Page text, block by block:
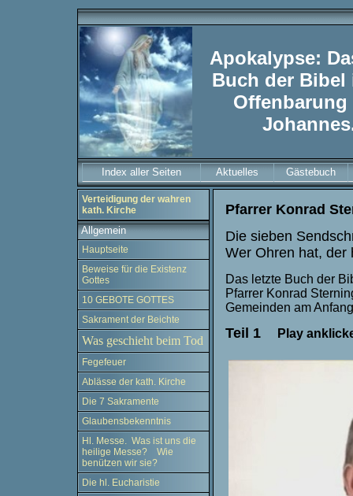
Apokalypse:
Buch der Bibel
Offenbarung
Index aller Seiten Aktuelles Gästebuch
Verteidigung der wahren
kath. Kirche
Allgemein
Hauptseite
Beweise für die Existenz
Gottes
10 GEBOTE GOTTES
Sakrament der Beichte
Was geschieht beim Tod
Fegefeuer
Ablässe der kath. Kirche
Die 7 Sakramente
Glaubensbekenntnis
Hl. Messe. Was ist uns die
heilige Messe? Wie
benützen wir sie?
Die hl. Eucharistie
Pfarrer Konrad
Die sieben
Wer Ohren hat, der
Das letzte Buch der
Pfarrer Konrad
Gemeinden am
Teil 1 Play